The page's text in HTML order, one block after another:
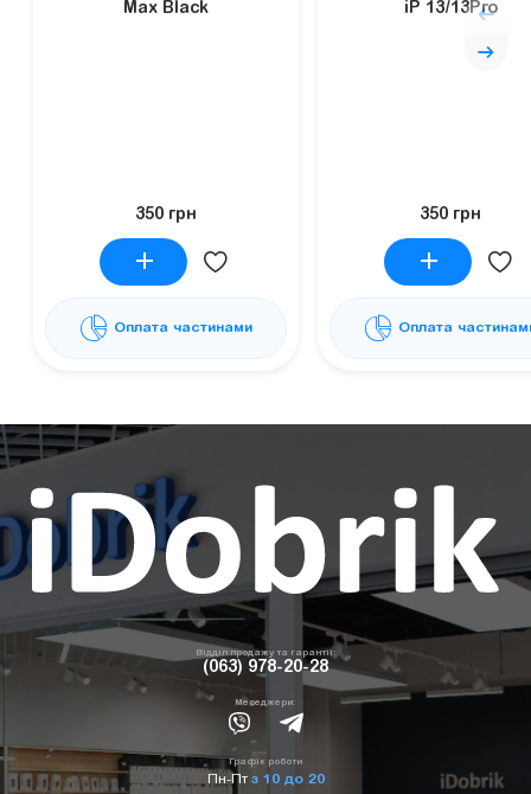
Max Black
350 грн
Оплата частинами
iP 13/13Pro
350 грн
Оплата
Відділ продажу та гарантії:
(063) 978-20-28
Меседжери:
Графік роботи
Пн-Пт з 10 до 20